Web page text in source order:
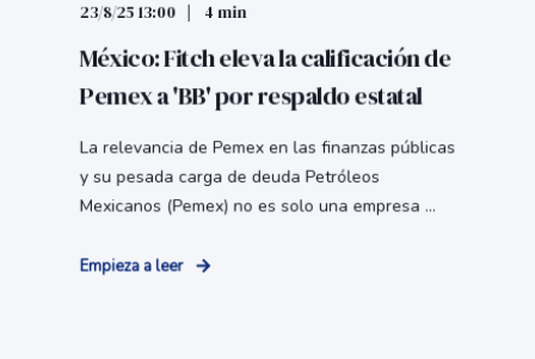
23/8/25 13:00 4 min
México: Fitch eleva la calificación de
Pemex a 'BB' por respaldo estatal
La relevancia de Pemex en las finanzas públicas
y su pesada carga de deuda Petróleos
Mexicanos (Pemex) no es solo una empresa ...
Empieza a leer